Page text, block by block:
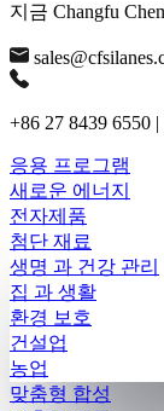
지금 Changfu
+86 27 8439 6550
응용 프로그램
새로운 에너지
전자제품
첨단 재료
생명 과 건강 관리
집 과 생활
환경 보호
건설업
농업
맞춤형 합성